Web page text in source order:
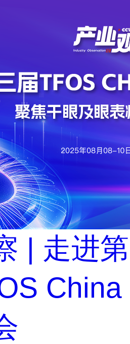
| 走进第
China